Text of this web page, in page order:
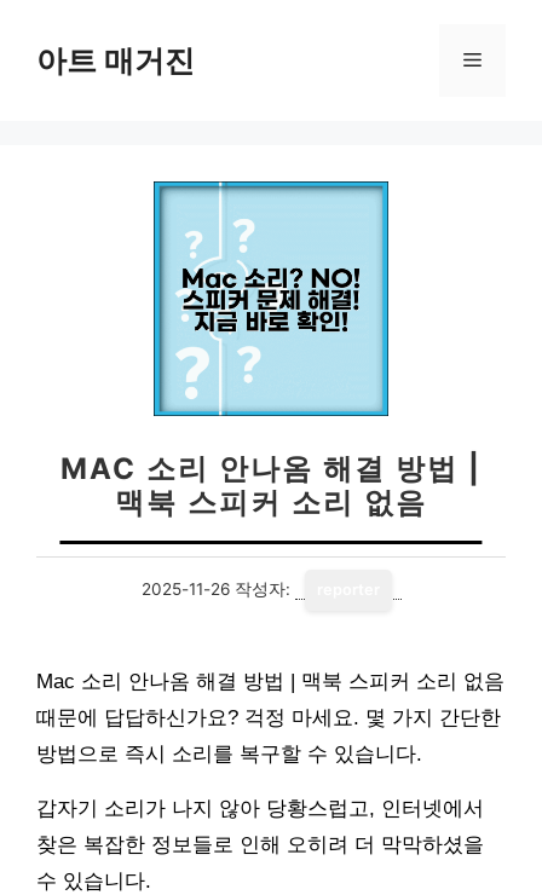
아트 매거진 메
MAC 소리 안나옴 해결 방법 |
맥북 스피커 소리 없음
2025-11-26 작성자:
Mac 소리 안나옴 해결 방법 | 맥북 스피커 소리 없음
때문에 답답하신가요? 걱정 마세요. 몇 가지 간단한
방법으로 즉시 소리를 복구할 수 있습니다.
갑자기 소리가 나지 않아 당황스럽고, 인터넷에서
찾은 복잡한 정보들로 인해 오히려 더 막막하셨을
수 있습니다.